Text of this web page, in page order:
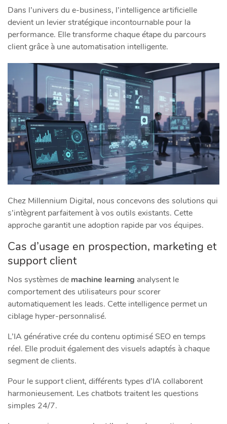
Dans l’univers du e-business, l’intelligence artificielle
devient un levier stratégique incontournable pour la
performance. Elle transforme chaque étape du parcours
client grâce à une automatisation intelligente.
Chez Millennium Digital, nous concevons des solutions qui
s’intègrent parfaitement à vos outils existants. Cette
approche garantit une adoption rapide par vos équipes.
Cas d’usage en prospection, marketing et
support client
Nos systèmes de machine learning analysent le
comportement des utilisateurs pour scorer
automatiquement les leads. Cette intelligence permet un
ciblage hyper-personnalisé.
L’IA générative crée du contenu optimisé SEO en temps
réel. Elle produit également des visuels adaptés à chaque
segment de clients.
Pour le support client, différents types d’IA collaborent
harmonieusement. Les chatbots traitent les questions
simples 24/7.